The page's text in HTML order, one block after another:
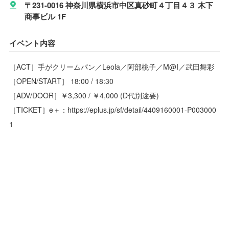
〒231-0016 神奈川県横浜市中区真砂町４丁目４３ 木下
商事ビル 1F
イベント内容
［ACT］手がクリームパン／Leola／阿部桃子／M@I／武田舞彩
［OPEN/START］ 18:00 / 18:30
［ADV/DOOR］￥3,300 / ￥4,000 (D代別途要)
［TICKET］e＋：https://eplus.jp/sf/detail/4409160001-P003000
1